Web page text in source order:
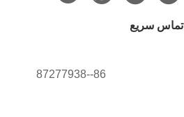
تماس سریع
86--87277938